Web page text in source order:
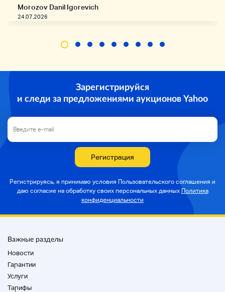
■ Используемые запчасти также продаются в
https://store.shopping.yahoo.co.jp/hyj-daikou/
Morozov Danil Igorevich
24.07.2026
Зарегистрируйся
и следи за предложениями аукционов Yahoo
Регистрация
Регистрируясь, я принимаю условия Пользовательского соглашения и
даю согласие на обработку своих персональных данных Политика
конфиденциальности
Важные разделы
Новости
Гарантии
Услуги
Тарифы